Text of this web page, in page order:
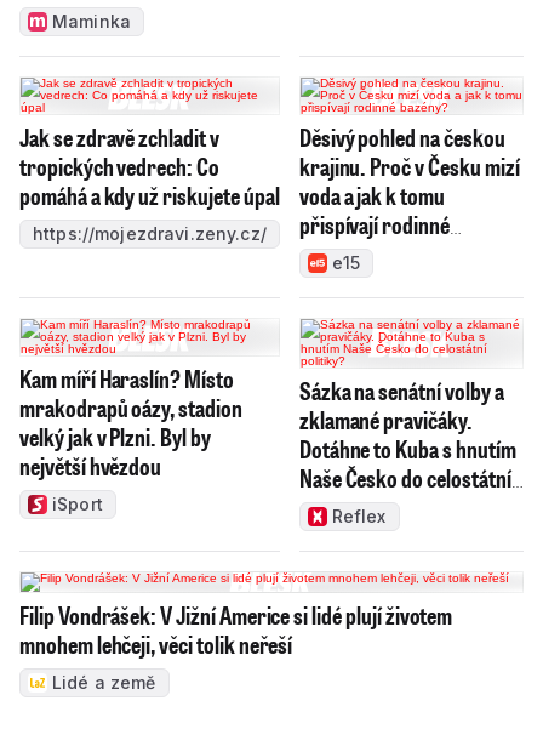
Maminka
Jak se zdravě zchladit v
tropických vedrech: Co
pomáhá a kdy už riskujete úpal
https://mojezdravi.zeny.cz/
Děsivý pohled na českou
krajinu. Proč v Česku mizí
voda a jak k tomu
přispívají rodinné
bazény?
e15
Kam míří Haraslín? Místo
mrakodrapů oázy, stadion
velký jak v Plzni. Byl by
největší hvězdou
iSport
Sázka na senátní volby a
zklamané pravičáky.
Dotáhne to Kuba s hnutím
Naše Česko do celostátní
politiky?
Reflex
Filip Vondrášek: V Jižní Americe si lidé plují životem
mnohem lehčeji, věci tolik neřeší
Lidé a země